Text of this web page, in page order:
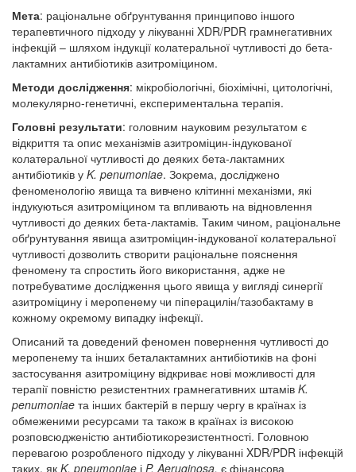
Мета: раціональне обґрунтування принципово іншого
терапевтичного підходу у лікуванні XDR/PDR грамнегативних
інфекцій – шляхом індукції колатеральної чутливості до бета-
лактамних антибіотиків азитроміцином.
Методи дослідження: мікробіологічні, біохімічні, цитологічні,
молекулярно-генетичні, експериментальна терапія.
Головні результати: головним науковим результатом є
відкриття та опис механізмів азитроміцин-індукованої
колатеральної чутливості до деяких бета-лактамних
антибіотиків у K. penumoniae. Зокрема, досліджено
феноменологію явища та вивчено клітинні механізми, які
індукуються азитроміцином та впливають на відновлення
чутливості до деяких бета-лактамів. Таким чином, раціональне
обґрунтування явища азитроміцин-індукованої колатеральної
чутливості дозволить створити раціональне пояснення
феномену та спростить його використання, адже не
потребуватиме дослідження цього явища у вигляді синергії
азитроміцину і меропенему чи піперацилін/тазобактаму в
кожному окремому випадку інфекції.
Описаний та доведений феномен повернення чутливості до
меропенему та інших беталактамних антибіотиків на фоні
застосування азитроміцину відкриває нові можливості для
терапії повністю резистентних грамнегативних штамів K.
penumoniae та інших бактерій в першу чергу в країнах із
обмеженими ресурсами та також в країнах із високою
розповсюдженістю антибіотикорезистентності. Головною
перевагою розробленого підходу у лікуванні XDR/PDR інфекцій
таких, як K. pneumoniae і P. Aeruginosa, є фінансова